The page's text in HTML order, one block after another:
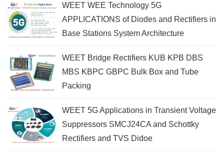
WEET WEE Technology 5G
APPLICATIONS of Diodes and Rectifiers in
Base Stations System Architecture
WEET Bridge Rectifiers KUB KPB DBS
MBS KBPC GBPC Bulk Box and Tube
Packing
WEET 5G Applications in Transient Voltage
Suppressors SMCJ24CA and Schottky
Rectifiers and TVS Didoe